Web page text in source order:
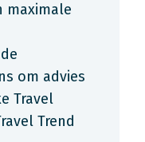
maximale
om advies
Travel
Trend